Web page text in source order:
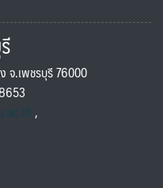
จ.เพชรบุรี 76000
,